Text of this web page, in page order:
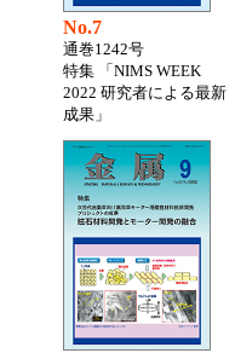
No.7
通巻1242号
特集 「NIMS WEEK
2022 研究者による最新
成果」